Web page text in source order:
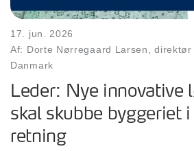
17. jun. 2026
Af: Dorte Nørregaard Larsen, direktør
Danmark
Leder: Nye innovative
skal skubbe byggeriet
retning